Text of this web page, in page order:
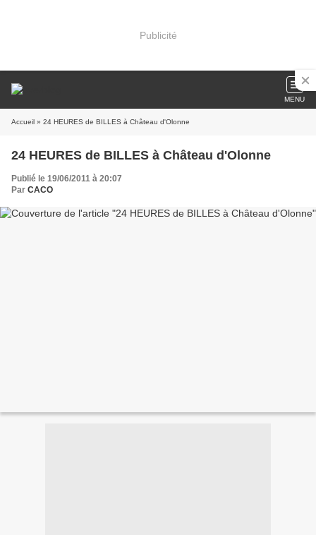
Publicité
MENU
Accueil » 24 HEURES de BILLES à Château d'Olonne
24 HEURES de BILLES à Château d'Olonne
Publié le 19/06/2011 à 20:07
Par CACO